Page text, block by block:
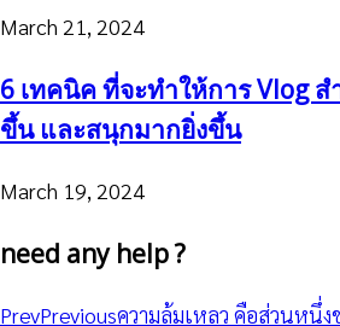
March 21, 2024
6 เทคนิค ที่จะทำให้การ Vlog
ขึ้น และสนุกมากยิ่งขึ้น
March 19, 2024
need any help ?
PrevPreviousความล้มเหลว คือส่วนหนึ่ง